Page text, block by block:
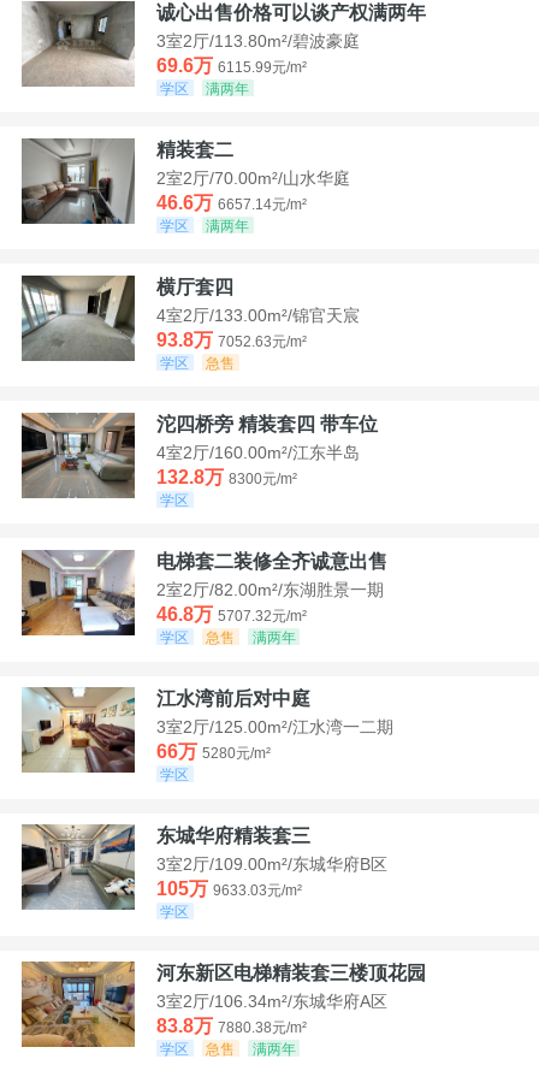
诚心出售价格可以谈产权满两年
3室2厅/113.80m²/碧波豪庭
69.6万 6115.99元/m²
学区
满两年
精装套二
2室2厅/70.00m²/山水华庭
46.6万 6657.14元/m²
学区
满两年
横厅套四
4室2厅/133.00m²/锦官天宸
93.8万 7052.63元/m²
学区
急售
沱四桥旁 精装套四 带车位
4室2厅/160.00m²/江东半岛
132.8万 8300元/m²
学区
电梯套二装修全齐诚意出售
2室2厅/82.00m²/东湖胜景一期
46.8万 5707.32元/m²
学区
急售 满两年
江水湾前后对中庭
3室2厅/125.00m²/江水湾一二期
66万 5280元/m²
学区
东城华府精装套三
3室2厅/109.00m²/东城华府B区
105万 9633.03元/m²
学区
河东新区电梯精装套三楼顶花园
3室2厅/106.34m²/东城华府A区
83.8万 7880.38元/m²
学区
急售 满两年